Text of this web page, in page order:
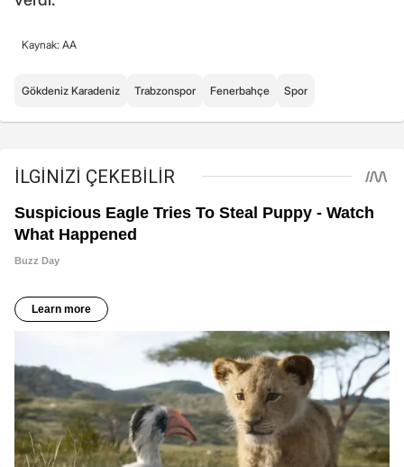
Kaynak: AA
Gökdeniz Karadeniz Trabzonspor Fenerbahçe Spor